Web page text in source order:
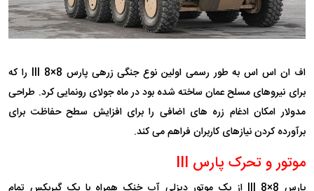
اف ان اس اس به طور رسمی اولین نوع جنگی زرهی پارس III 8×8 را که
برای نیروهای مسلح عمان ساخته شده بود در ماه جولای رونمایی کرد. طراحی
مدولار امکان ادغام زره های اضافی را برای افزایش سطح حفاظت برای
برآورده کردن نیازهای کاربران فراهم می کند.
موتور و تحرک پارس III